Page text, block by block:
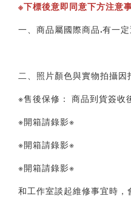
※下標後意即同意下方注意
一、商品屬國際商品.有一
二、照片顏色與實物拍攝
※售後保修： 商品到貨簽收
※開箱請錄影※
※開箱請錄影※
※開箱請錄影※
和工作室談起維修事宜時，